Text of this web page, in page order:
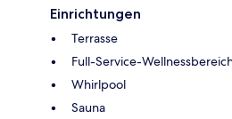
Einrichtungen
Terrasse
Full-Service-
Whirlpool
Sauna